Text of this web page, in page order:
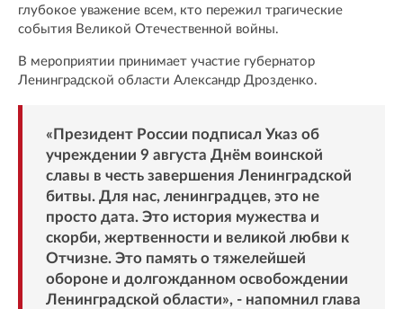
глубокое уважение всем, кто пережил трагические
события Великой Отечественной войны.
В мероприятии принимает участие губернатор
Ленинградской области Александр Дрозденко.
«Президент России подписал Указ об
учреждении 9 августа Днём воинской
славы в честь завершения Ленинградской
битвы. Для нас, ленинградцев, это не
просто дата. Это история мужества и
скорби, жертвенности и великой любви к
Отчизне. Это память о тяжелейшей
обороне и долгожданном освобождении
Ленинградской области», - напомнил глава